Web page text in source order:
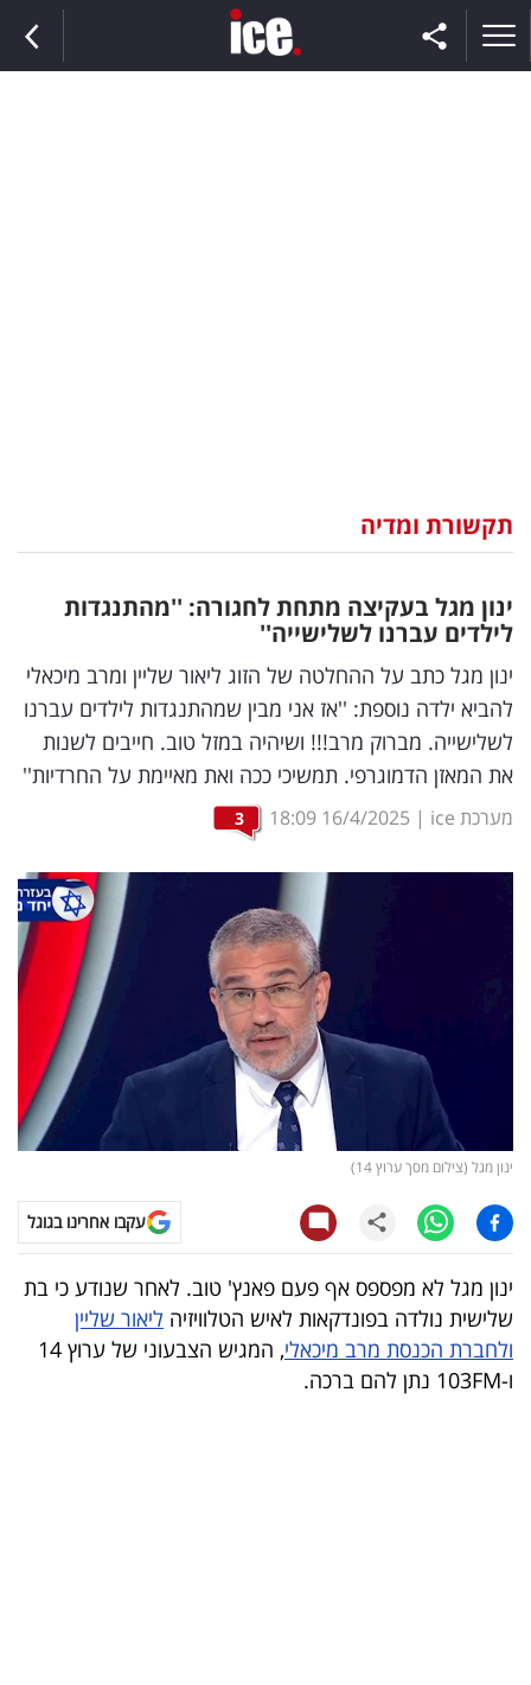
וצרכנות
דיגיטל
וטק
שיווק
ופרסום
משפט
מדדים
קריפטו
ויראלי
טלוויזיה
עסקי
ספורט
קריירה
תקשורת ומדיה
ינון מגל בעקיצה מתחת לחגורה: ''מהתנגדות
לילדים עברנו לשלישייה''
ינון מגל כתב על ההחלטה של הזוג ליאור שליין ומרב מיכאלי
להביא ילדה נוספת: ''אז אני מבין שמהתנגדות לילדים עברנו
לשלישייה. מברוק מרב!!! ושיהיה במזל טוב. חייבים לשנות
את המאזן הדמוגרפי. תמשיכי ככה ואת מאיימת על החרדיות''
מערכת ice |
16/4/2025
18:09
3
ינון מגל (צילום מסך ערוץ 14)
עקבו אחרינו בגוגל
ינון מגל לא מפספס אף פעם פאנץ' טוב. לאחר שנודע כי בת
שלישית נולדה בפונדקאות לאיש הטלוויזיה ליאור שליין
ולחברת הכנסת מרב מיכאלי
, המגיש הצבעוני של ערוץ 14
ו-103FM נתן להם ברכה.